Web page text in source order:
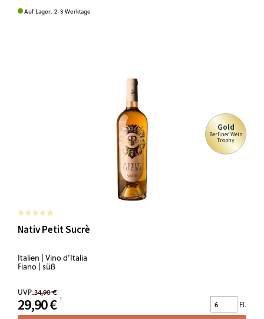
Auf Lager. 2-3 Werktage
Gold
Berliner Wein
Trophy
Nativ Petit Sucrè
Italien | Vino d’Italia
Fiano | süß
UVP 34,90 €
29,90 € Fl.